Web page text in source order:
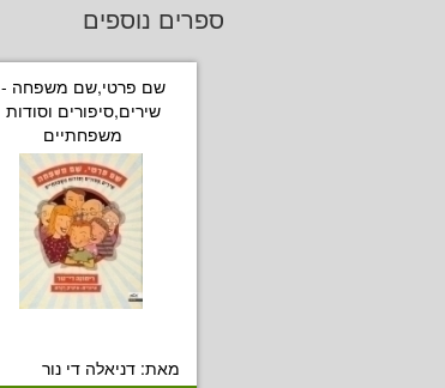
ספרים נוספים
שם פרטי,שם משפחה -
שירים,סיפורים וסודות
משפחתיים
מאת: דניאלה די נור